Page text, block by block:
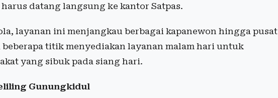
datang langsung ke kantor Satpas.
layanan ini menjangkau berbagai kapanewon hingga pusat
titik menyediakan layanan malam hari untuk
yang sibuk pada siang hari.
Gunungkidul